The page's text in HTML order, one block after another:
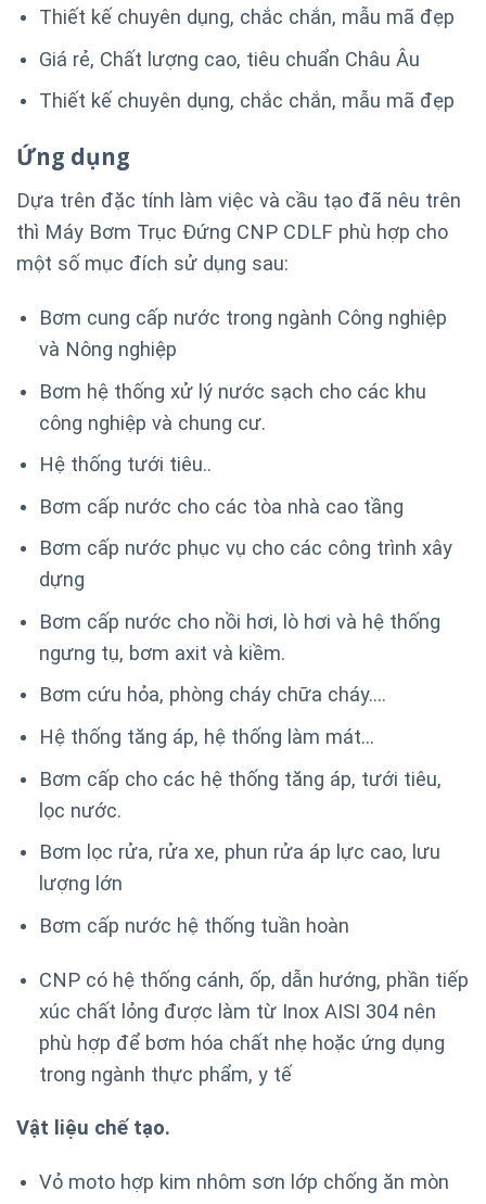
Thiết kế chuyên dụng, chắc chắn, mẫu mã đẹp
Giá rẻ, Chất lượng cao, tiêu chuẩn Châu Âu
Thiết kế chuyên dụng, chắc chắn, mẫu mã đẹp
Ứng dụng
Dựa trên đặc tính làm việc và cầu tạo đã nêu trên
thì Máy Bơm Trục Đứng CNP CDLF phù hợp cho
một số mục đích sử dụng sau:
Bơm cung cấp nước trong ngành Công nghiệp
và Nông nghiệp
Bơm hệ thống xử lý nước sạch cho các khu
công nghiệp và chung cư.
Hệ thống tưới tiêu..
Bơm cấp nước cho các tòa nhà cao tầng
Bơm cấp nước phục vụ cho các công trình xây
dựng
Bơm cấp nước cho nồi hơi, lò hơi và hệ thống
ngưng tụ, bơm axit và kiềm.
Bơm cứu hỏa, phòng cháy chữa cháy….
Hệ thống tăng áp, hệ thống làm mát…
Bơm cấp cho các hệ thống tăng áp, tưới tiêu,
lọc nước.
Bơm lọc rửa, rửa xe, phun rửa áp lực cao, lưu
lượng lớn
Bơm cấp nước hệ thống tuần hoàn
CNP có hệ thống cánh, ốp, dẫn hướng, phần tiếp
xúc chất lỏng được làm từ Inox AISI 304 nên
phù hợp để bơm hóa chất nhẹ hoặc ứng dụng
trong ngành thực phẩm, y tế
Vật liệu chế tạo.
Vỏ moto hợp kim nhôm sơn lớp chống ăn mòn